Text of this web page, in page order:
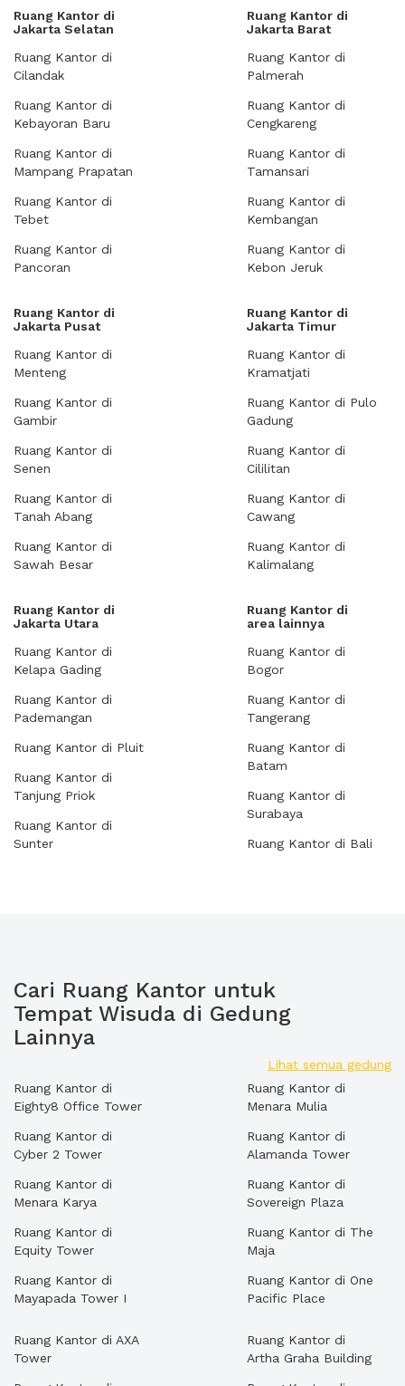
Ruang Kantor di
Jakarta Selatan
Ruang Kantor di
Cilandak
Ruang Kantor di
Kebayoran Baru
Ruang Kantor di
Mampang Prapatan
Ruang Kantor di
Tebet
Ruang Kantor di
Pancoran
Ruang Kantor di
Jakarta Barat
Ruang Kantor di
Palmerah
Ruang Kantor di
Cengkareng
Ruang Kantor di
Tamansari
Ruang Kantor di
Kembangan
Ruang Kantor di
Kebon Jeruk
Ruang Kantor di
Jakarta Pusat
Ruang Kantor di
Menteng
Ruang Kantor di
Gambir
Ruang Kantor di
Senen
Ruang Kantor di
Tanah Abang
Ruang Kantor di
Sawah Besar
Ruang Kantor di
Jakarta Timur
Ruang Kantor di
Kramatjati
Ruang Kantor di Pulo
Gadung
Ruang Kantor di
Cililitan
Ruang Kantor di
Cawang
Ruang Kantor di
Kalimalang
Ruang Kantor di
Jakarta Utara
Ruang Kantor di
Kelapa Gading
Ruang Kantor di
Pademangan
Ruang Kantor di Pluit
Ruang Kantor di
Tanjung Priok
Ruang Kantor di
Sunter
Ruang Kantor di
area lainnya
Ruang Kantor di
Bogor
Ruang Kantor di
Tangerang
Ruang Kantor di
Batam
Ruang Kantor di
Surabaya
Ruang Kantor di Bali
Cari Ruang Kantor untuk
Tempat Wisuda di Gedung
Lainnya
Lihat semua gedung
Ruang Kantor di
Eighty8 Office Tower
Ruang Kantor di
Cyber 2 Tower
Ruang Kantor di
Menara Karya
Ruang Kantor di
Equity Tower
Ruang Kantor di
Mayapada Tower I
Ruang Kantor di
Menara Mulia
Ruang Kantor di
Alamanda Tower
Ruang Kantor di
Sovereign Plaza
Ruang Kantor di The
Maja
Ruang Kantor di One
Pacific Place
Ruang Kantor di AXA
Tower
Ruang Kantor di
Artha Graha Building